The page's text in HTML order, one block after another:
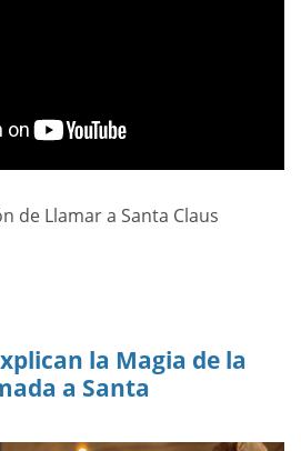
de Llamar a Santa Claus
la Magia de la
a Santa